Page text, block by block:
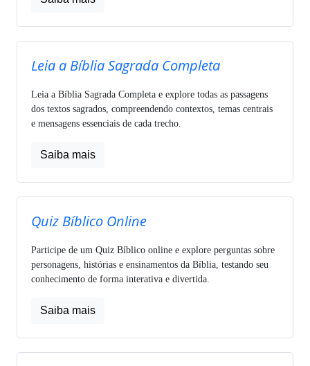
Leia a Bíblia Sagrada Completa
Leia a Bíblia Sagrada Completa e explore todas as passagens
dos textos sagrados, compreendendo contextos, temas centrais
e mensagens essenciais de cada trecho.
Saiba mais
Quiz Bíblico Online
Participe de um Quiz Bíblico online e explore perguntas sobre
personagens, histórias e ensinamentos da Bíblia, testando seu
conhecimento de forma interativa e divertida.
Saiba mais